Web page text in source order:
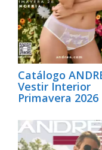
Catálogo
Vestir Interior
Primavera 2026